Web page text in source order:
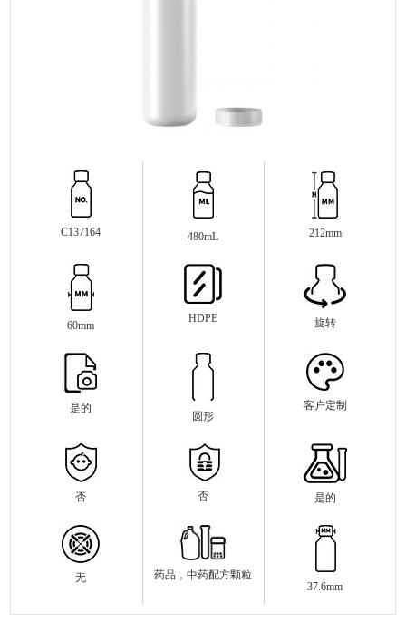
C137164 480mL 212mm
60mm
HDPE 旋转
是的
圆形
客户定制
否 否 是的
无
药品，中药配方颗粒
37.6mm